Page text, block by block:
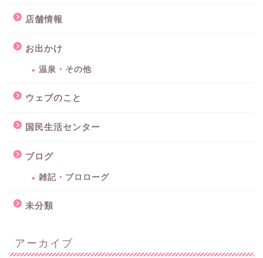
店舗情報
お出かけ
温泉・その他
ウェブのこと
国民生活センター
ブログ
雑記・プロローグ
未分類
アーカイブ